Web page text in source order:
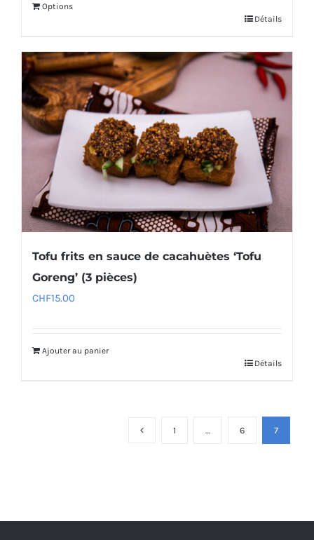
Options
Détails
Tofu frits en sauce de cacahuètes ‘Tofu
Goreng’ (3 pièces)
CHF15.00
Ajouter au panier
Détails
1 … 6 7